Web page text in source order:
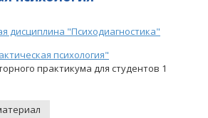
дисциплина "Психодиагностика"
психология"
практикума для студентов 1